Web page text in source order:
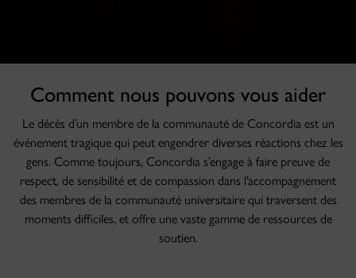
Comment nous pouvons vous aider
Le décès d’un membre de la communauté de Concordia est un
événement tragique qui peut engendrer diverses réactions chez les
gens. Comme toujours, Concordia s’engage à faire preuve de
respect, de sensibilité et de compassion dans l’accompagnement
des membres de la communauté universitaire qui traversent des
moments difficiles, et offre une vaste gamme de ressources de
soutien.